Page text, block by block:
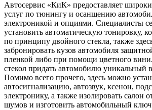
Автосервис «КиК» предоставляет
услуг по тюнингу и осанщению
электроникой и опциями. Специалисты
установить автоматическую тонировку,
по принципу двойного стекла, также
забронировать кузов автомобиля
пленкой либо при помощи цветного
стекол придать автомобилю уникальный
Помимо всего прочего, здесь можно
автосигнализацию, автозвук, ксенон,
электронику, а также изолировать салон
шумов и изготовить автомобильный